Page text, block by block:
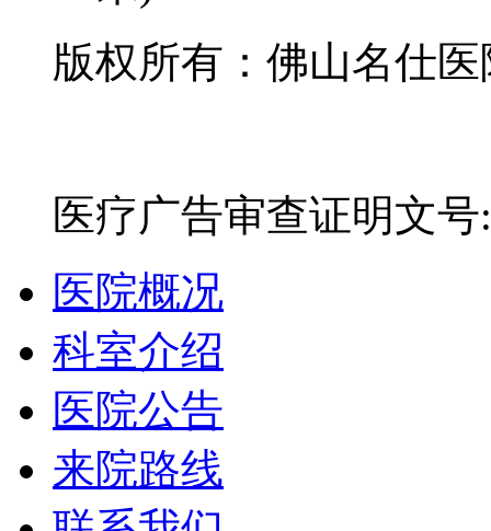
版权所有：佛山名仕
医疗广告审查证明文
医院概况
科室介绍
医院公告
来院路线